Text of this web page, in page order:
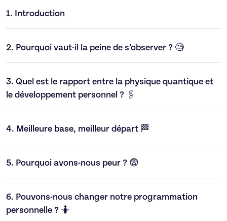
1. Introduction
2. Pourquoi vaut-il la peine de s’observer ? 🧐
3. Quel est le rapport entre la physique quantique et
le développement personnel ? 🖇️
4. Meilleure base, meilleur départ 🏁
5. Pourquoi avons-nous peur ? 😨
6. Pouvons-nous changer notre programmation
personnelle ? 🤷